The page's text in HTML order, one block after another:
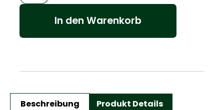
In den Warenkorb
Beschreibung
Produkt Details